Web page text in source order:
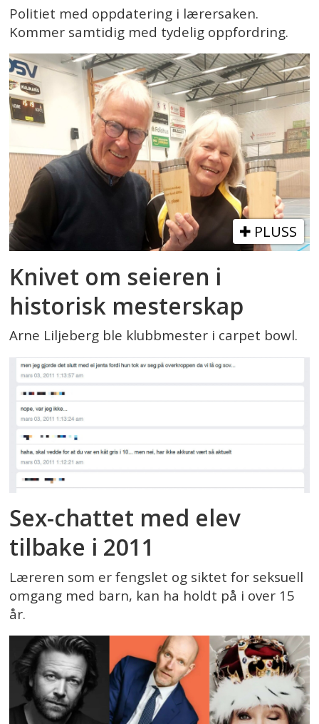
Politiet med oppdatering i lærersaken.
Kommer samtidig med tydelig oppfordring.
PLUSS
Knivet om seieren i
historisk mesterskap
Arne Liljeberg ble klubbmester i carpet bowl.
Sex-chattet med elev
tilbake i 2011
Læreren som er fengslet og siktet for seksuell
omgang med barn, kan ha holdt på i over 15
år.